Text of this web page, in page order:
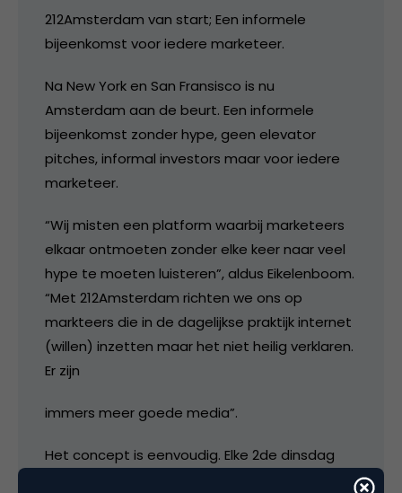
212Amsterdam van start; Een informele
bijeenkomst voor iedere marketeer.
Na New York en San Fransisco is nu
Amsterdam aan de beurt. Een informele
bijeenkomst zonder hype, geen elevator
pitches, informal investors maar voor iedere
marketeer.
“Wij misten een platform waarbij marketeers
elkaar ontmoeten zonder elke keer naar veel
hype te moeten luisteren”, aldus Eikelenboom.
“Met 212Amsterdam richten we ons op
markteers die in de dagelijkse praktijk internet
(willen) inzetten maar het niet heilig verklaren.
Er zijn
immers meer goede media”.
Het concept is eenvoudig. Elke 2de dinsdag